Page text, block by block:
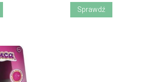
Sprawdź